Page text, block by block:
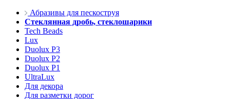
Абразивы для пескоструя
Стеклянная дробь, стеклошарики
Tech Beads
Lux
Duolux P3
Duolux P2
Duolux P1
UltraLux
Для декора
Для разметки дорог